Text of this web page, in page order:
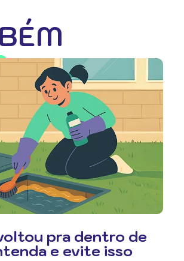
pra dentro de
e evite isso